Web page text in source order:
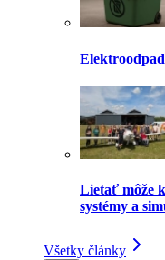
Lietať môže
systémy a
Všetky články